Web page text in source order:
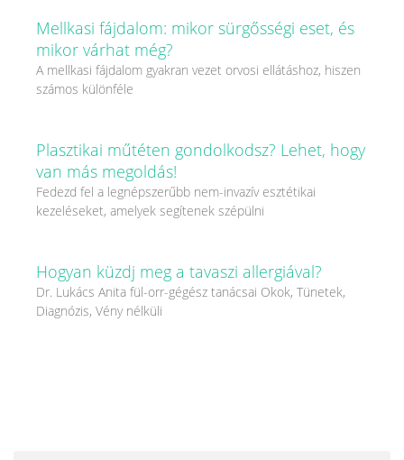
Mellkasi fájdalom: mikor sürgősségi eset, és
mikor várhat még?
A mellkasi fájdalom gyakran vezet orvosi ellátáshoz, hiszen
számos különféle
Plasztikai műtéten gondolkodsz? Lehet, hogy
van más megoldás!
Fedezd fel a legnépszerűbb nem-invazív esztétikai
kezeléseket, amelyek segítenek szépülni
Hogyan küzdj meg a tavaszi allergiával?
Dr. Lukács Anita fül-orr-gégész tanácsai Okok, Tünetek,
Diagnózis, Vény nélküli